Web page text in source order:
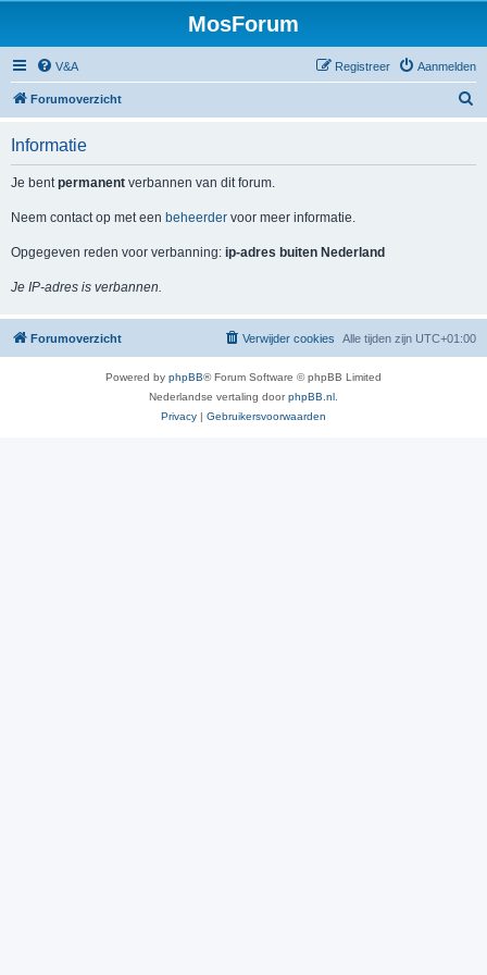
MosForum
V&A Aanmelden
Registreer
Forumoverzicht
Informatie
Je bentpermanent verbannen van dit forum.
Neem contact op met een beheerder voor meer informatie.
Opgegeven reden voor verbanning: ip-adres buiten Nederland
Je IP-adres is verbannen.
Forumoverzicht Alle tijden zijn UTC+01:00
Verwijder cookies
Powered by phpBB® Forum Software © phpBB Limited
Nederlandse vertaling doorphpBB.nl
Privacy | Gebruikersvoorwaarden